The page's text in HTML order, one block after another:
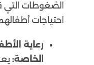
الضغوطات التي
احتياجات
رعاية
الخاصة: